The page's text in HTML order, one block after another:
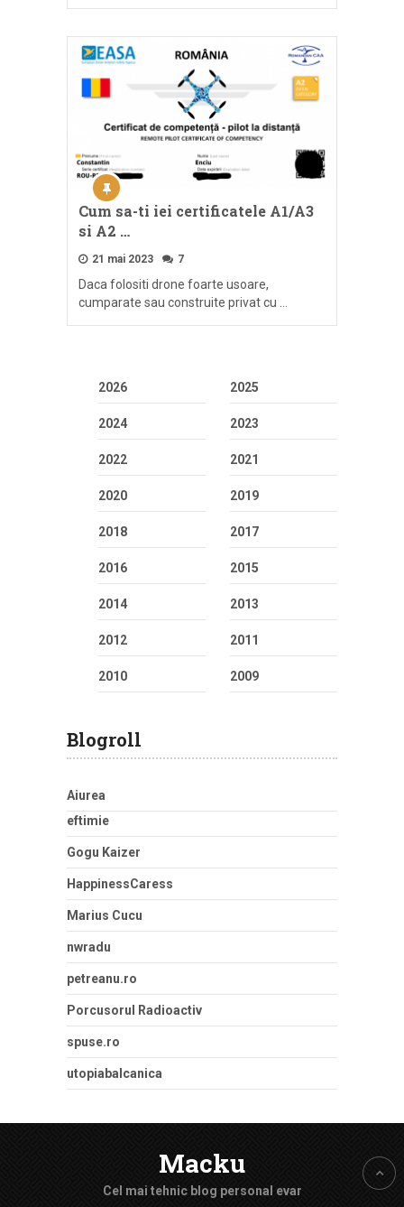
Cum sa-ti iei certificatele A1/A3
si A2 …
21 mai 2023 7
Daca folositi drone foarte usoare,
cumparate sau construite privat cu …
2026 2025
2024 2023
2022 2021
2020 2019
2018 2017
2016 2015
2014 2013
2012 2011
2010 2009
Blogroll
Aiurea
eftimie
Gogu Kaizer
HappinessCaress
Marius Cucu
nwradu
petreanu.ro
Porcusorul Radioactiv
spuse.ro
utopiabalcanica
Macku
Cel mai tehnic blog personal evar